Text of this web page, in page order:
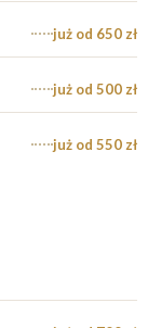
już od 650 zł
już od 500 zł
już od 550 zł